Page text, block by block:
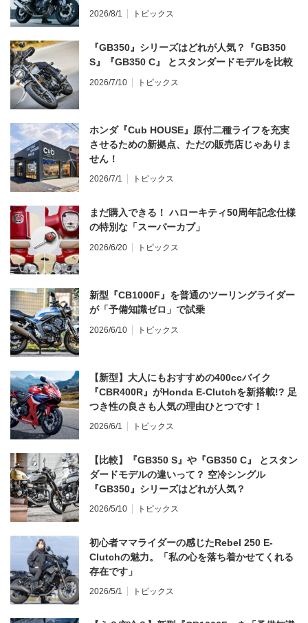
2026/8/1 トピックス
『GB350』シリーズはどれが人気？『GB350
S』『GB350 C』 とスタンダードモデルを比較
2026/7/10 トピックス
ホンダ『Cub HOUSE』原付二種ライフを充実
させるための新拠点、ただの販売店じゃありま
せん！
2026/7/1 トピックス
まだ購入できる！ ハローキティ50周年記念仕様
の特別な「スーパーカブ」
2026/6/20 トピックス
新型『CB1000F』を普通のツーリングライダー
が「予備知識ゼロ」で試乗
2026/6/10 トピックス
【新型】大人にもおすすめの400ccバイク
『CBR400R』がHonda E-Clutchを新搭載!? 足
つき性の良さも人気の理由ひとつです！
2026/6/1 トピックス
【比較】『GB350 S』や『GB350 C』 とスタン
ダードモデルの違いって？ 空冷シングル
『GB350』シリーズはどれが人気？
2026/5/10 トピックス
初心者ママライダーの感じたRebel 250 E-
Clutchの魅力。「私の心を落ち着かせてくれる
存在です」
2026/5/1 トピックス